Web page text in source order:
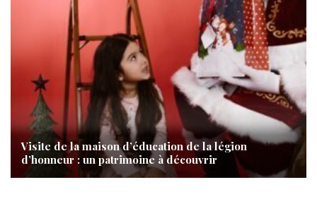
Visite de la maison d’éducation de la légion
d’honneur : un patrimoine à découvrir